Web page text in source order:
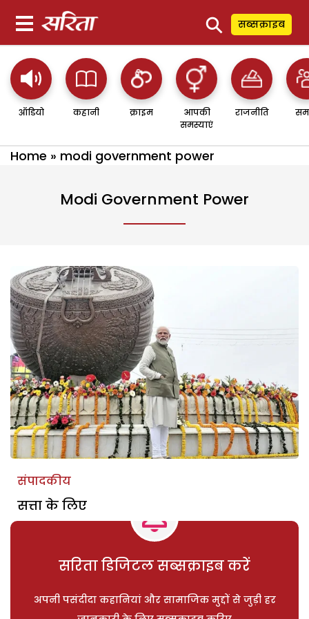
⚲ सब्सक्राइब
ऑडियो कहानी क्राइम
आपकी
समस्याएं
राजनीति
Home » modi government power
Modi Government Power
संपादकीय
सत्ता के लिए
सरिता डिजिटल सब्सक्राइब करें
अपनी पसंदीदा कहानियां और सामाजिक मुद्दों से जुड़ी हर